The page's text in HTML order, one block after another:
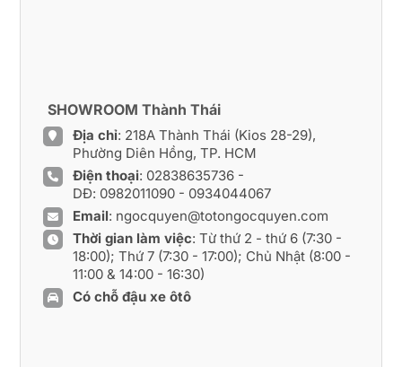
SHOWROOM Thành Thái
Địa chỉ: 218A Thành Thái (Kios 28-29),
Phường Diên Hồng, TP. HCM
Điện thoại: 02838635736 -
DĐ: 0982011090- 0934044067
Email: ngocquyen@totongocquyen.com
Thời gian làm việc: Từ thứ 2 - thứ 6 (7:30 -
18:00); Thứ 7 (7:30 - 17:00); Chủ Nhật (8:00 -
11:00 & 14:00 - 16:30)
Có chỗ đậu xe ôtô